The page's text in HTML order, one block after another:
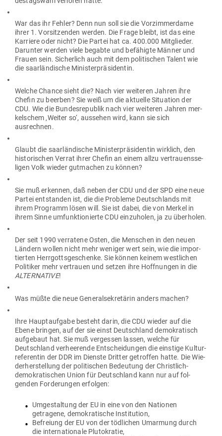
War das ihr Fehler? Denn nun soll sie die Vor­zim­merdame
ihrer 1. Vor­sit­zenden werden. Die Frage bleibt, ist das eine
Kar­riere oder nicht? Die Partei hat ca. 400.000 Mit­glieder.
Dar­unter werden viele begabte und befä­higte Männer und
Frauen sein. Sicherlich auch mit dem poli­ti­schen Talent wie
die saar­län­dische Ministerpräsidentin.
Welche Chance sieht die? Nach vier wei­teren Jahren ihre
Chefin zu beerben? Sie weiß um die aktuelle Situation der
CDU. Wie die Bun­des­re­publik nach vier wei­teren Jahren mer­
kel­schem ‚Weiter so‘, aus­sehen wird, kann sie sich
ausrechnen.
Glaubt die saar­län­dische Minis­ter­prä­si­dentin wirklich, den
his­to­ri­schen Verrat ihrer Chefin an einem allzu ver­trau­ens­se­
ligen Volk wieder gut­machen zu können?
Sie muß erkennen, daß neben der CDU und der SPD eine neue
Partei ent­standen ist, die die Pro­bleme Deutsch­lands mit
ihrem Pro­gramm lösen will. Sie ist dabei, die von Merkel in
ihrem Sinne umfunk­tio­nierte CDU ein­zu­holen, ja zu überholen.
Der seit 1990 ver­ratene Osten, die Men­schen in den neuen
Ländern wollen nicht mehr weniger wert sein, wie die impor­
tierten Herr­gotts­ge­schenke. Sie können keinem west­lichen
Poli­tiker mehr ver­trauen und setzen ihre Hoff­nungen in die
ALTER­NATIVE!
Was müßte die neue Gene­ral­se­kre­tärin anders machen?
Ihre Haupt­aufgabe besteht darin, die CDU wieder auf die
Ebene bringen, auf der sie einst Deutschland demo­kra­tisch
auf­gebaut hat. Sie muß ver­gessen lassen, welche für
Deutschland ver­hee­rende Ent­schei­dungen die einstige Kul­tur­
re­fe­rentin der DDR im Dienste Dritter getroffen hatte. Die Wie­
der­her­stellung der poli­ti­schen Bedeutung der Christlich-
demo­kra­ti­schen Union für Deutschland kann nur auf fol­
genden For­de­rungen erfolgen:
Umge­staltung der EU in eine von den Nationen
getragene, demo­kra­tische Institution,
Befreiung der EU von der töd­lichen Umarmung durch
die inter­na­tionale Plutokratie,